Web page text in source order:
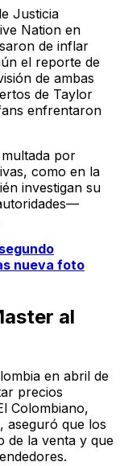
Justicia
Nation en
de inflar
el reporte de
de ambas
de Taylor
enfrentaron
por
como en la
investigan su
nueva foto
al
en abril de
precios
Colombiano,
aseguró que los
de la venta y que